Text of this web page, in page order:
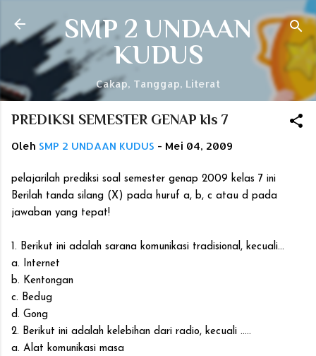
Langsung ke konten utama
SMP 2 UNDAAN
KUDUS
Cakap, Tanggap, Literat
PREDIKSI SEMESTER GENAP kls 7
Oleh SMP 2 UNDAAN KUDUS - Mei 04, 2009
pelajarilah prediksi soal semester genap 2009 kelas 7 ini
Berilah tanda silang (X) pada huruf a, b, c atau d pada
jawaban yang tepat!
1. Berikut ini adalah sarana komunikasi tradisional, kecuali...
a. Internet
b. Kentongan
c. Bedug
d. Gong
2. Berikut ini adalah kelebihan dari radio, kecuali .....
a. Alat komunikasi masa